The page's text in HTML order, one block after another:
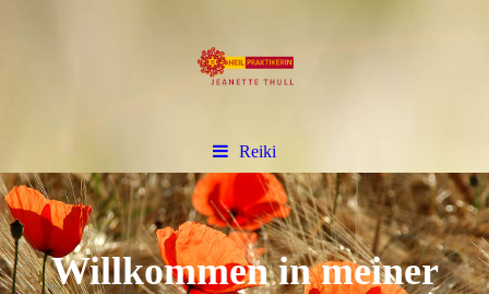
Reiki
Willkommen in meiner